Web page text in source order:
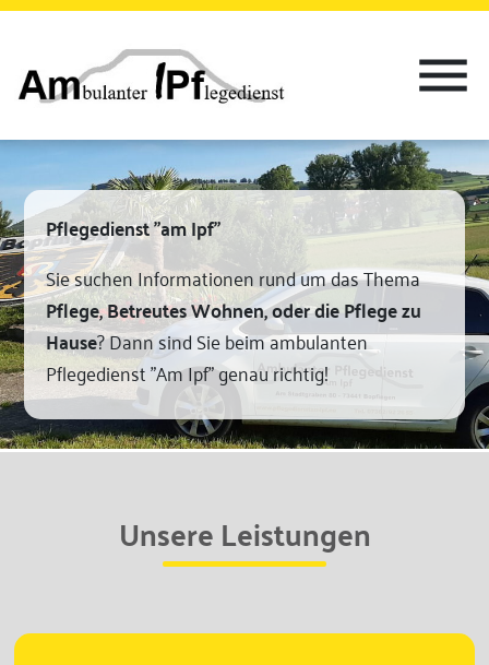
menu
Pflegedienst "am Ipf"
Sie suchen Informationen rund um das Thema
Pflege, Betreutes Wohnen, oder die Pflege zu
Hause? Dann sind Sie beim ambulanten
Pflegedienst "Am Ipf" genau richtig!
Unsere Leistungen